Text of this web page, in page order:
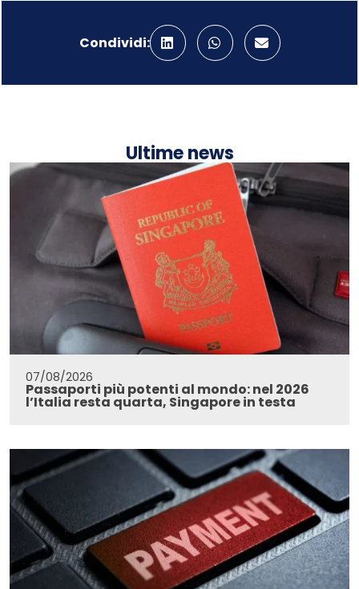
Condividi:
Ultime news
07/08/2026
Passaporti più potenti al mondo: nel 2026
l’Italia resta quarta, Singapore in testa